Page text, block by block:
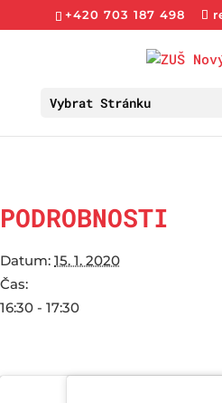
+420 703 187 498
Vybrat Stránku
PODROBNOSTI
Datum: 15. 1. 2020
Čas:
16:30 - 17:30